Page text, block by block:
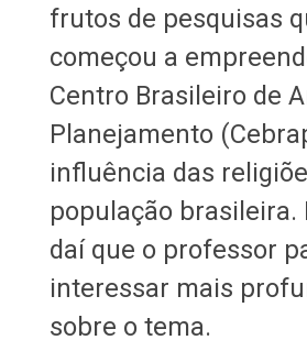
frutos de pesquisas
começou a
Centro Brasileiro de
Planejamento
influência das
população brasileira.
daí que o professor
interessar mais
sobre o tema.